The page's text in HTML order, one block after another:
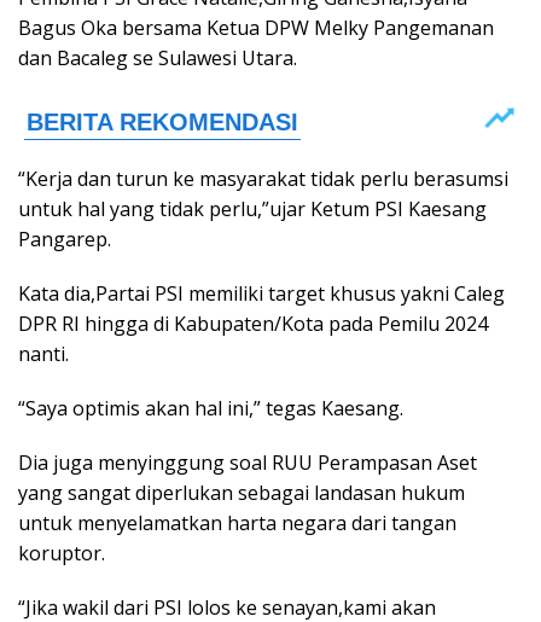
Bagus Oka bersama Ketua DPW Melky Pangemanan
dan Bacaleg se Sulawesi Utara.
“Kerja dan turun ke masyarakat tidak perlu berasumsi
untuk hal yang tidak perlu,”ujar Ketum PSI Kaesang
Pangarep.
Kata dia,Partai PSI memiliki target khusus yakni Caleg
DPR RI hingga di Kabupaten/Kota pada Pemilu 2024
nanti.
“Saya optimis akan hal ini,” tegas Kaesang.
Dia juga menyinggung soal RUU Perampasan Aset
yang sangat diperlukan sebagai landasan hukum
untuk menyelamatkan harta negara dari tangan
koruptor.
“Jika wakil dari PSI lolos ke senayan,kami akan